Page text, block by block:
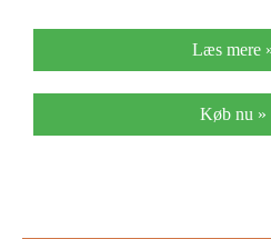
Læs mere
Køb nu »